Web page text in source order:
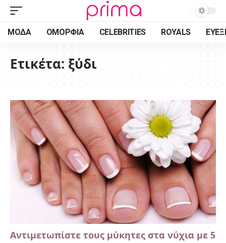
ΜΌΔΑ ΟΜΟΡΦΙΆ CELEBRITIES ROYALS
Ετικέτα: ξύδι
Αντιμετωπίστε τους μύκητες στα νύχια με 5